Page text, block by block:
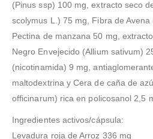
(Pinus ssp) 100 mg, extracto seco
scolymus L.) 75 mg, Fibra de Avena
Pectina de manzana 50 mg,
Negro Envejecido (Allium sativum)
(nicotinamida) 9 mg,
maltodextrina y Cera de caña de
officinarum) rica en policosanol 2,5
Ingredientes activos/cápsula:
Levadura roja de Arroz 336 mg